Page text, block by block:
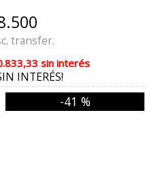
BEIGE
COMBINADO
transfer.
sin interés
INTERÉS!
-41 %